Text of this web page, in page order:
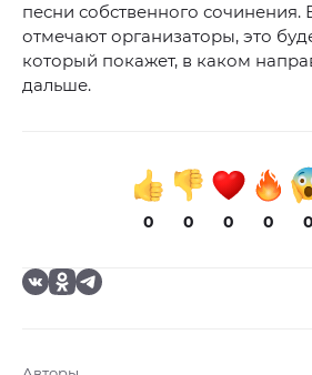
песни собственного
отмечают организаторы, это
который покажет, в каком
дальше.
0 0 0 0 0